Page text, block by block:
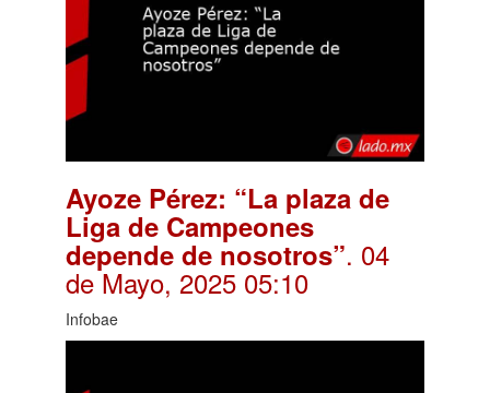
Ayoze Pérez: “La plaza de
Liga de Campeones
depende de nosotros”. 04
de Mayo, 2025 05:10
Infobae